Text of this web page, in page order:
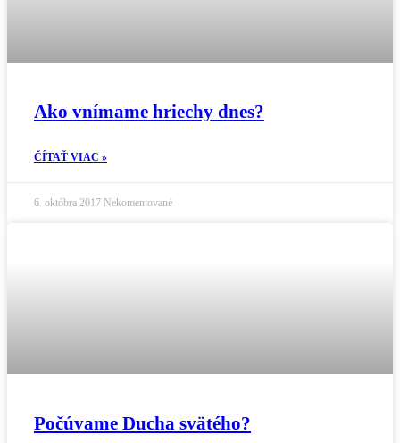
Ako vnímame hriechy dnes?
ČÍTAŤ VIAC »
6. októbra 2017 Nekomentované
Počúvame Ducha svätého?